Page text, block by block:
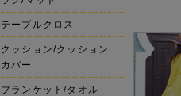
テーブルクロス
クッション/クッション
カバー
ブランケット/タオル